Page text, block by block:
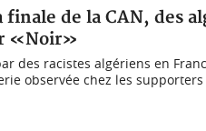
de la CAN, des
«Noir»
des racistes algériens en
observée chez les